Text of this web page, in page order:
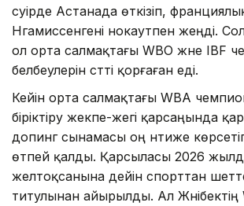
сәуірде Астанада өткізіп,
Нгамиссенгені нокаутпен жеңді.
ол орта салмақтағы WBO және IBF
белбеулерін сәтті қорғаған еді.
Кейін орта салмақтағы WBA
біріктіру жекпе-жегі қарсаңында
допинг сынамасы оң нәтиже
өтпей қалды. Қарсыласы 2026
желтоқсанына дейін спорттан
титулынан айырылды. Ал Жәнібектің